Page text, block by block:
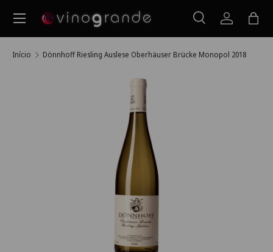
Ir para o conteúdo
Pesquisar
PesquisarIniciarSaco
Menu
Início Dönnhoff Riesling Auslese Oberhäuser Brücke Monopol 2018